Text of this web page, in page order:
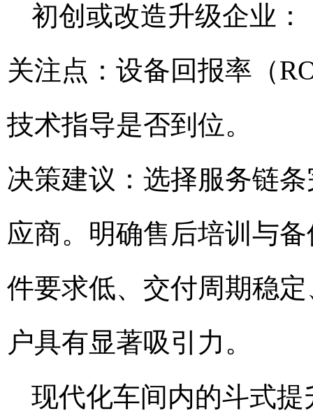
初创或改造升级企业：
关注点：设备回报率（
技术指导是否到位。
决策建议：选择服务链
应商。明确售后培训与
件要求低、交付周期稳
户具有显著吸引力。
现代化车间内的斗式